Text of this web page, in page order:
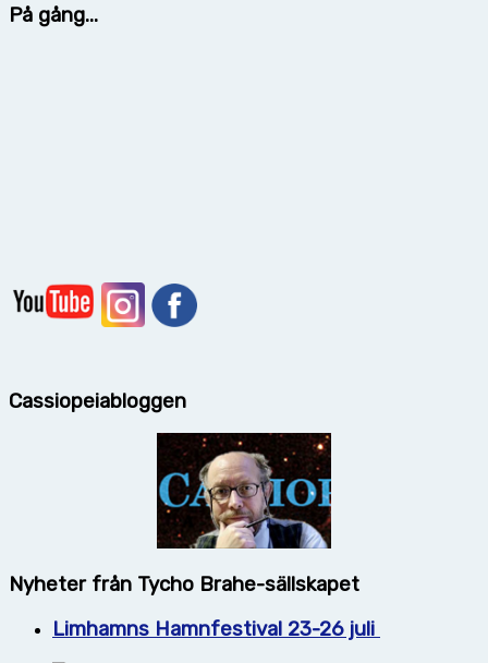
På gång...
Cassiopeiabloggen
Nyheter från Tycho Brahe-sällskapet
Limhamns Hamnfestival 23-26 juli